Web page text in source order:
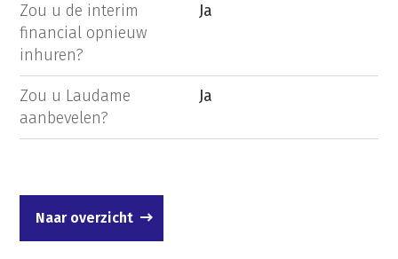
Zou u de interim
financial opnieuw
inhuren?
Ja
Zou u Laudame
aanbevelen?
Ja
Naar overzicht